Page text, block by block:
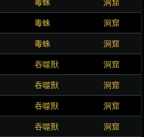
毒蛛
洞窟
毒蛛
洞窟
吞噬獸
洞窟
吞噬獸
洞窟
吞噬獸
洞窟
吞噬獸
洞窟